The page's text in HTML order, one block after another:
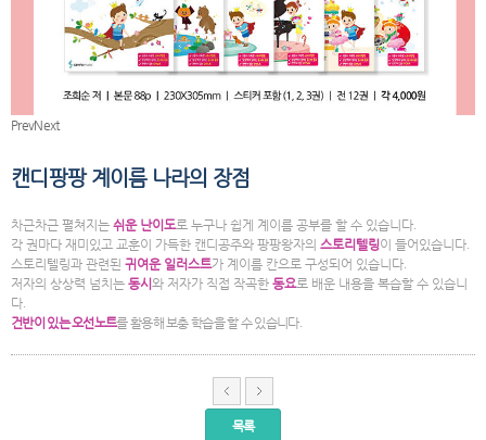
PrevNext
캔디팡팡 계이름 나라의 장점
차근차근 펼쳐지는 쉬운 난이도로 누구나 쉽게 계이름 공부를 할 수 있습니다.
각 권마다 재미있고 교훈이 가득한 캔디공주와 팡팡왕자의 스토리텔링이 들어있습니다.
스토리텔링과 관련된 귀여운 일러스트가 계이름 칸으로 구성되어 있습니다.
저자의 상상력 넘치는 동시 와 저자가 직접 작곡한 동요로 배운 내용을 복습할 수 있습니
다.
건반이 있는 오선노트를 활용해 보충 학습을 할 수 있습니다.
목록